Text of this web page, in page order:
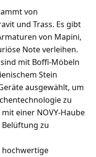
von
und Trass. Es gibt
von Mapini,
Note verleihen.
mit Boffi-Möbeln
Stein
ausgewählt, um
zu
einer NOVY-Haube
zu
hochwertige